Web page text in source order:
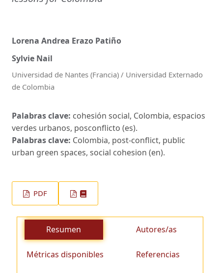
Lorena Andrea Erazo Patiño
Sylvie Nail
Universidad de Nantes (Francia) / Universidad Externado
de Colombia
Palabras clave: cohesión social, Colombia, espacios
verdes urbanos, posconflicto (es).
Palabras clave: Colombia, post-conflict, public
urban green spaces, social cohesion (en).
PDF
Resumen Autores/as
Métricas disponibles Referencias